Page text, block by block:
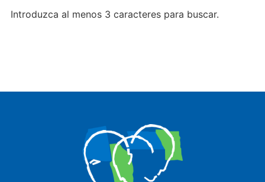
Introduzca al menos 3 caracteres para buscar.